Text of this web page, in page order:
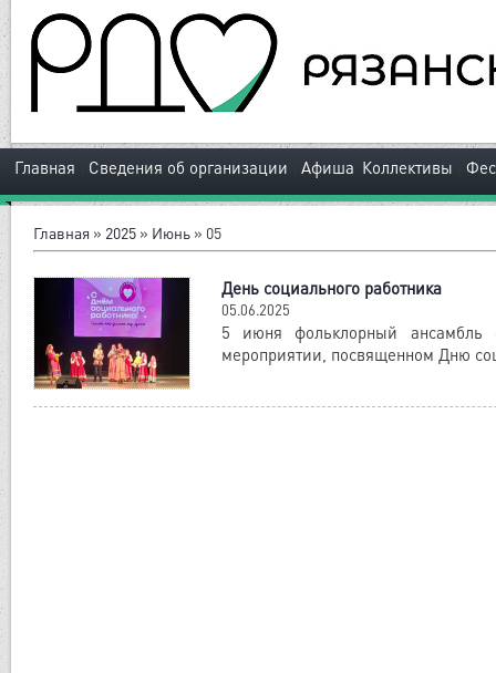
Главная Сведения об организации Афиша Коллективы
Главная » 2025 » Июнь » 05
День социального работника
05.06.2025
5 июня фольклорный ансамбль
мероприятии, посвященном Дню